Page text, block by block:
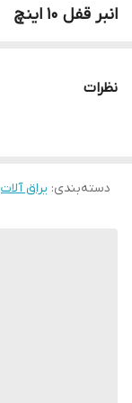
انبر قفل 10 اینچ
نظرات
دسته‌بندی: یراق آلات